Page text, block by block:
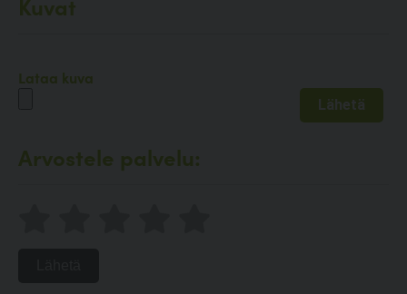
Kuvat
Lataa kuva
Arvostele palvelu: